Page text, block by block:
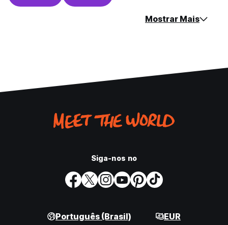
Mostrar Mais
Siga-nos no
Português (Brasil) EUR